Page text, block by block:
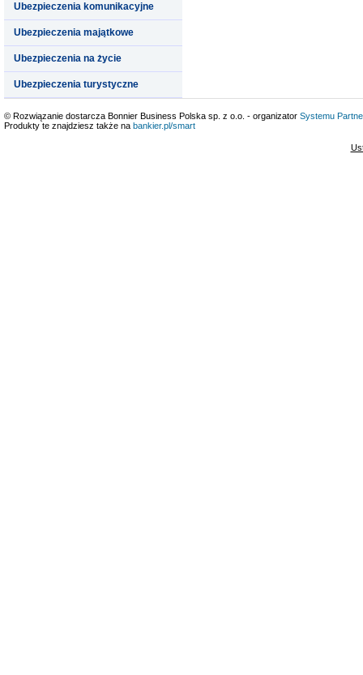
Ubezpieczenia komunikacyjne
Ubezpieczenia majątkowe
Ubezpieczenia na życie
Ubezpieczenia turystyczne
© Rozwiązanie dostarcza Bonnier Business Polska sp. z o.o. - organizator Systemu
Produkty te znajdziesz także na bankier.pl/smart